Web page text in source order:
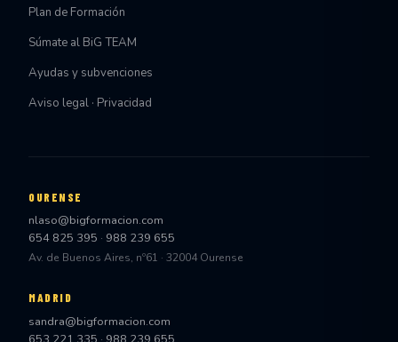
Plan de Formación
Súmate al BiG TEAM
Ayudas y subvenciones
Aviso legal · Privacidad
OURENSE
nlaso@bigformacion.com
654 825 395 · 988 239 655
Av. de Buenos Aires, nº61 · 32004 Ourense
MADRID
sandra@bigformacion.com